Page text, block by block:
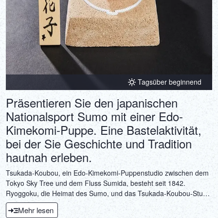
Tagsüber beginnend
Präsentieren Sie den japanischen
Nationalsport Sumo mit einer Edo-
Kimekomi-Puppe. Eine Bastelaktivität,
bei der Sie Geschichte und Tradition
hautnah erleben.
Tsukada-Koubou, ein Edo-Kimekomi-Puppenstudio zwischen dem
Tokyo Sky Tree und dem Fluss Sumida, besteht seit 1842.
Ryoggoku, die Heimat des Sumo, und das Tsukada-Koubou-Studio
liegen ebenfalls im selben Bezirk, dem Bezirk Sumida. An diesem
Ort, nahe dem Herzen des Sumo, können Sie die Aktivität
Mehr lesen